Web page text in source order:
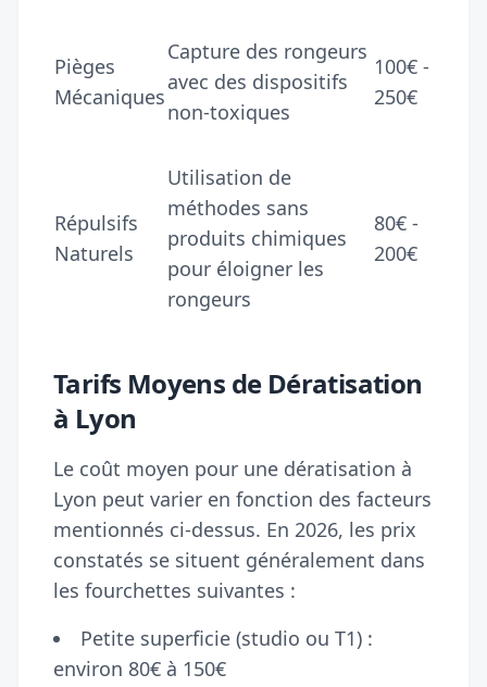
Pièges
Mécaniques
Capture des rongeurs
avec des dispositifs
non-toxiques
100€ -
250€
Répulsifs
Naturels
Utilisation de
méthodes sans
produits chimiques
pour éloigner les
rongeurs
80€ -
200€
Tarifs Moyens de Dératisation
à Lyon
Le coût moyen pour une dératisation à
Lyon peut varier en fonction des facteurs
mentionnés ci-dessus. En 2026, les prix
constatés se situent généralement dans
les fourchettes suivantes :
Petite superficie (studio ou T1) :
environ 80€ à 150€